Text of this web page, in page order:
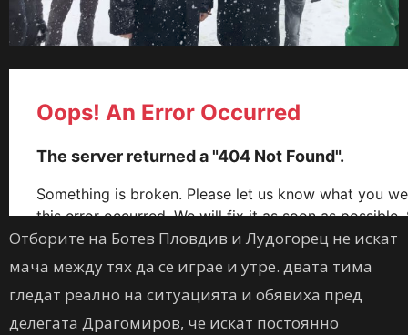
Отборите на Ботев Пловдив и Лудогорец не искат
мача между тях да се играе и утре. двата тима
гледат реално на ситуацията и обявиха пред
делегата Драгомиров, че искат постоянно